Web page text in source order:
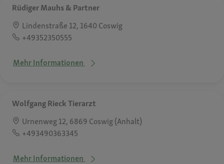
Rüdiger Mauhs & Partner
Lindenstraße 12, 1640 Coswig
+49352350555
Mehr Informationen
Wolfgang Rieck Tierarzt
Urnenweg 12, 6869 Coswig (Anhalt)
+493490363345
Mehr Informationen